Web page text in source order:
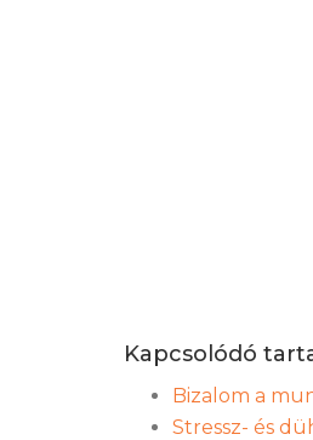
Kapcsolódó
Bizalom a
Stressz- és